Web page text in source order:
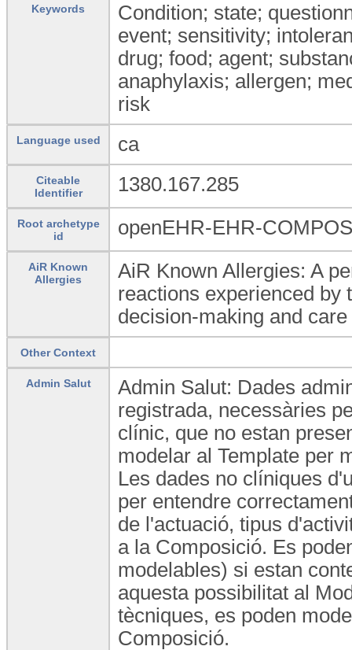
Keywords
Condition; state;
event; sensitivity;
drug; food; agent;
anaphylaxis; allergen;
risk
Language used ca
Citeable
Identifier
1380.167.285
Root archetype
id
openEHR-EHR-
AiR Known
Allergies
AiR Known Allergies: A
reactions experienced by
decision-making and
Other Context
Admin Salut
Admin Salut: Dades
registrada, necessàries
clínic, que no estan
modelar al Template per
Les dades no clíniques
per entendre
de l'actuació, tipus
a la Composició. Es
modelables) si estan
aquesta possibilitat al
tècniques, es poden
Composició.